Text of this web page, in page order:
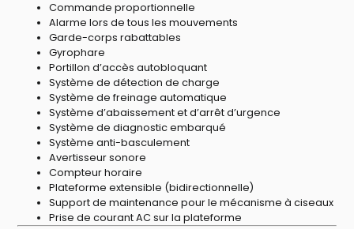
Commande proportionnelle
Alarme lors de tous les mouvements
Garde-corps rabattables
Gyrophare
Portillon d’accès autobloquant
Système de détection de charge
Système de freinage automatique
Système d’abaissement et d’arrêt d’urgence
Système de diagnostic embarqué
Système anti-basculement
Avertisseur sonore
Compteur horaire
Plateforme extensible (bidirectionnelle)
Support de maintenance pour le mécanisme à ciseaux
Prise de courant AC sur la plateforme